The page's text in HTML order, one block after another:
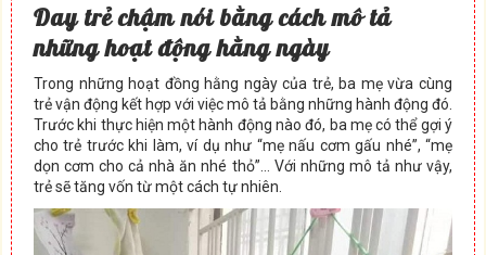
Day trẻ chậm nói bằng cách mô tả
những hoạt động hằng ngày
Trong những hoạt đồng hằng ngày của trẻ, ba mẹ vừa cùng
trẻ vận động kết hợp với việc mô tả bằng những hành động đó.
Trước khi thực hiện một hành động nào đó, ba mẹ có thể gợi ý
cho trẻ trước khi làm, ví dụ như “mẹ nấu cơm gấu nhé”, “mẹ
dọn cơm cho cả nhà ăn nhé thỏ”… Với những mô tả như vậy,
trẻ sẽ tăng vốn từ một cách tự nhiên.